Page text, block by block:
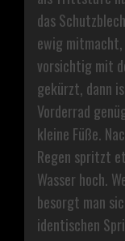
das
ewig
vorsichtig mit
gekürzt, dann
Vorderrad
kleine Füße.
Regen spritzt
Wasser hoch.
besorgt man
identischen